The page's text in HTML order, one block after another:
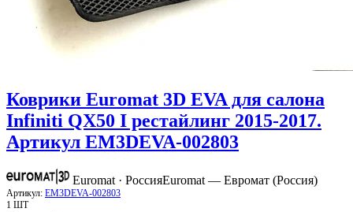
Коврики Euromat 3D EVA для салона
Infiniti QX50 I рестайлинг 2015-2017.
Артикул EM3DEVA-002803
Euromat · РоссияEuromat — Евромат (Россия)
Артикул: EM3DEVA-002803
1 ШТ